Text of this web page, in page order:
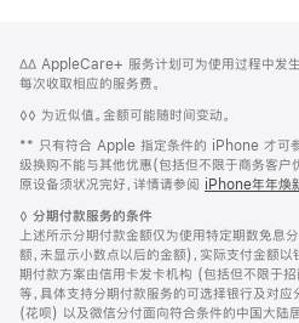
页
页
脚
注
脚
注
∆∆ AppleCare+ 服务计划可为使用过程中发生
每次收取相应的服务费。
脚
◊◊ 为近似值。金额可能随时间变动。
脚
注
** 只有符合 Apple 指定条件的 iPhone 才可
级换购不能与其他优惠(包括但不限于商务客户
原设备须状况完好，详情请参阅 iPhone年年焕
脚
注
◊ 分期付款服务的条件
上述所示分期付款金额仅为使用特定期数免息
额，未显示小数点以后的金额)，实际支付金额
期付款方案由信用卡发卡机构 (包括但不限于招
等，具体支持分期付款服务的可选择银行及对
(花呗) 以及微信分付面向符合条件的中国大陆